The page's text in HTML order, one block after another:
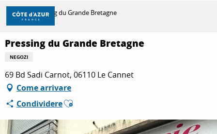
Aller
contenu
principal
SCOPRIRE
PER FARE
SOGGIORNO
Casa Pressing du Grande Bretagne
Pressing du Grande Bretagne
NEGOZI
69 Bd Sadi Carnot, 06110 Le Cannet
Come arrivare
CondividereAjouter aux favoris